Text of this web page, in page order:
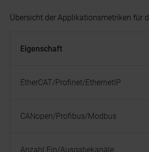
Übersicht der Applikationsmetriken für
Eigenschaft
EtherCAT/Profinet/EthernetIP
CANopen/Profibus/Modbus
Anzahl Ein/Ausgabekanäle